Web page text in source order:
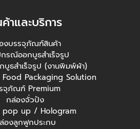
าและบริการ
งบรรจุภัณฑ์สินค้า
รณ์ออกบูธสำเร็จรูป
ธสำเร็จรูป (งานพิมพ์ผ้า)
Food Packaging Solution
จุภัณฑ์ Premium
กล่องจั่วปัง
pop up / Hologram
องลูกฟูกประกบ